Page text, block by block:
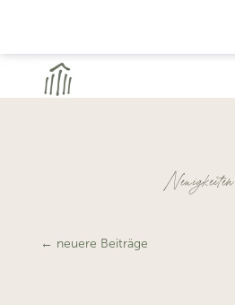
Neuigkeiten
← neuere Beiträge